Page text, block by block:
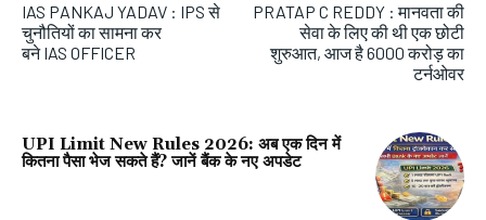
IAS PANKAJ YADAV : IPS से
चुनौतियों का सामना कर
बने IAS OFFICER
PRATAP C REDDY : मानवता की
सेवा के लिए की थी एक छोटी
शुरुआत, आज है 6000 करोड़ का
टर्नओवर
UPI Limit New Rules 2026: अब एक दिन में
कितना पैसा भेज सकते हैं? जानें बैंक के नए अपडेट